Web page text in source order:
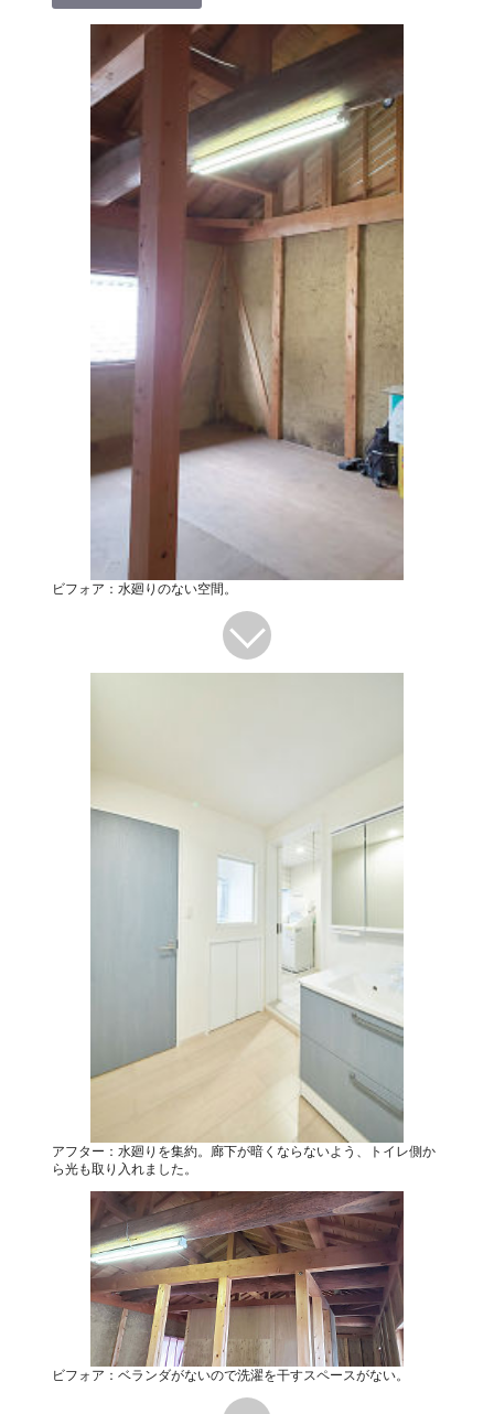
ビフォア：水廻りのない空間。
アフター：水廻りを集約。廊下が暗くならないよう、トイレ側か
ら光も取り入れました。
ビフォア：ベランダがないので洗濯を干すスペースがない。